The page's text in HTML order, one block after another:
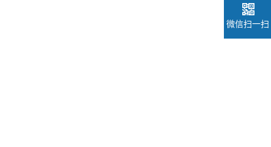
微信扫一扫